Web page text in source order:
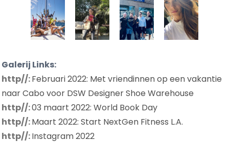
Galerij Links:
http//:Februari 2022: Met vriendinnen op een vakantie
naar Cabo voor DSW Designer Shoe Warehouse
http//:03 maart 2022: World Book Day
http//:Maart 2022: Start NextGen Fitness L.A.
http//:Instagram 2022